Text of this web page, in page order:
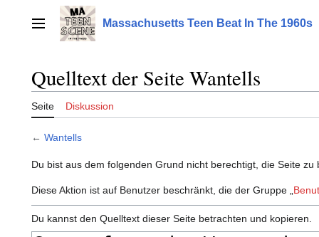
springenHauptmenü Massachusetts Teen Beat In The 1960s
Quelltext der Seite Wantells
Seite Diskussion
← Wantells
Du bist aus dem folgenden Grund nicht berechtigt, die Seite zu
Diese Aktion ist auf Benutzer beschränkt, die der Gruppe „
Du kannst den Quelltext dieser Seite betrachten und kopieren.